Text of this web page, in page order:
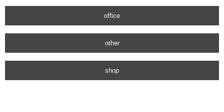
office
other
shop